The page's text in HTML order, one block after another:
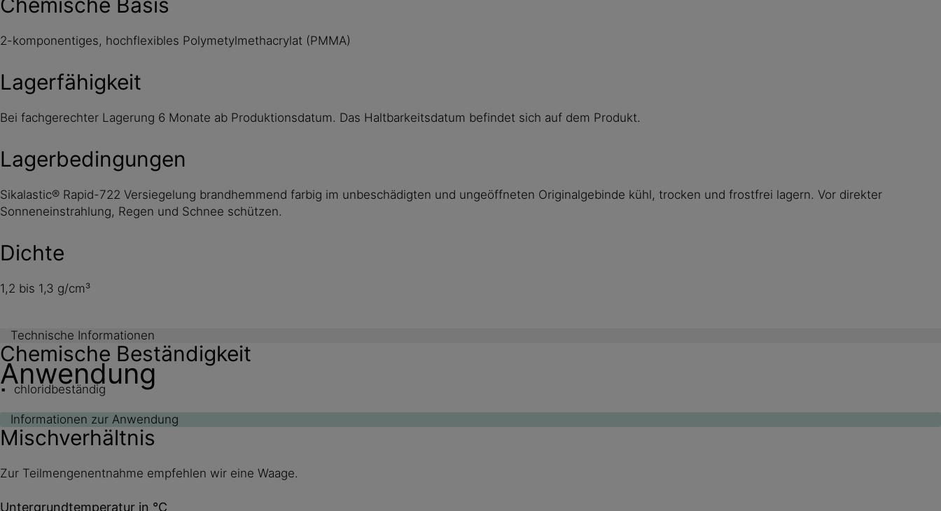
2-komponentiges, hochflexibles Polymetylmethacrylat (PMMA)
Lagerfähigkeit
Bei fachgerechter Lagerung 6 Monate ab Produktionsdatum. Das Haltbarkeitsdatum befindet sich auf dem Produkt.
Lagerbedingungen
Sikalastic® Rapid-722 Versiegelung brandhemmend farbig im unbeschädigten und ungeöffneten Originalgebinde kühl, trocken und frostfrei lagern. Vor direkter
Sonneneinstrahlung, Regen und Schnee schützen.
Dichte
1,2 bis 1,3 g/cm³
Technische Informationen
Chemische Beständigkeit
chloridbeständig
weitere Chemikalienbeständigkeiten auf Anfrage.
Anwendung
Informationen zur Anwendung
Mischverhältnis
Zur Teilmengenentnahme empfehlen wir eine Waage.
Untergrundtemperatur in °C